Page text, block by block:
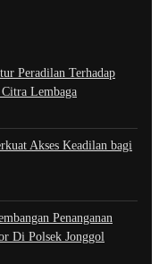
Peradilan Terhadap
Lembaga
Akses Keadilan bagi
Penanganan
Di Polsek Jonggol